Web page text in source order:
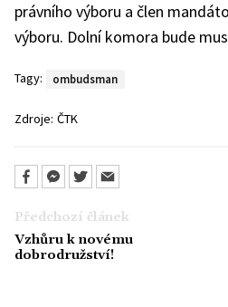
právního výboru a člen
výboru. Dolní komora bude
Tagy: ombudsman
Zdroje: ČTK
Předchozí článek
Vzhůru k novému
dobrodružství!